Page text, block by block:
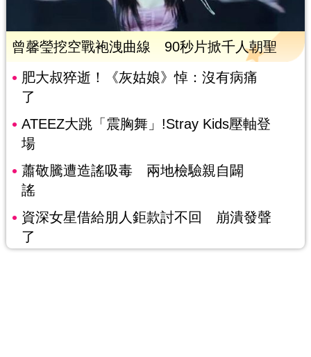
曾馨瑩挖空戰袍洩曲線 90秒片掀千人朝聖
肥大叔猝逝！《灰姑娘》悼：沒有病痛
了
ATEEZ大跳「震胸舞」!Stray Kids壓軸登
場
蕭敬騰遭造謠吸毒 兩地檢驗親自闢
謠
資深女星借給朋人鉅款討不回 崩潰發聲
了